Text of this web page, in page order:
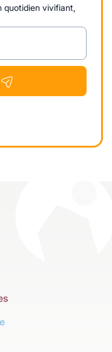
quotidien vivifiant,